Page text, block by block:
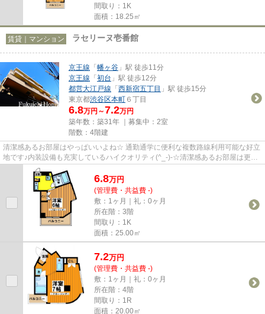
間取り：1K
面積：18.25㎡
賃貸｜マンション ラセリーヌ壱番館
京王線 「幡ヶ谷 」駅 徒歩11分
京王線 「初台 」駅 徒歩12分
都営大江戸線 「西新宿五丁目 」駅 徒歩15分
東京都渋谷区本町 ６丁目
6.8万円～7.2万円
築年数：築31年 ｜募集中： 2室
階数：4階建
清潔感あるお部屋はやっぱいいよね☆ 通勤通学に便利な複数路線利用可能な好立
地です♪内装設備も充実しているハイクオリティ(^_-)-☆清潔感あるお部屋は更に
明るく、気分も明るくお住ま...
6.8万円
(管理費・共益費 -)
敷：1ヶ月｜礼：0ヶ月
所在階：3階
間取り：1K
面積：25.00㎡
7.2万円
(管理費・共益費 -)
敷：1ヶ月｜礼：0ヶ月
所在階：4階
間取り：1R
面積：20.00㎡